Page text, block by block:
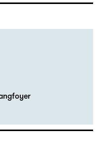
Becker